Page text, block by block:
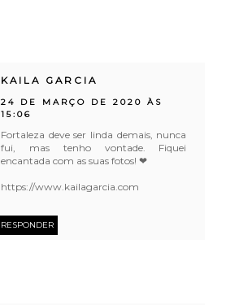
KAILA GARCIA
24 DE MARÇO DE 2020 ÀS
15:06
Fortaleza deve ser linda demais, nunca
fui, mas tenho vontade. Fiquei
encantada com as suas fotos! ❤
https://www.kailagarcia.com
RESPONDER